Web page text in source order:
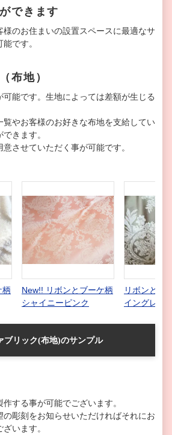
できます
様のお住まいの設置スペースに最適なサ
です。
布地）
能です。生地によっては差額が生じる
覧やお客様のお好きな布地を支給してい
きます。
意させていただく事が可能です。
柄
New!! リボンとブーケ柄
シャイニーピンク
リボンとブ
イングレー
ブリック(布地)のサンプル
する事が可能でございます。
の彫刻をお知らせいただければそれにお
います。